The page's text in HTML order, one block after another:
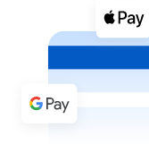
Compra
Comprar con
Transferencia